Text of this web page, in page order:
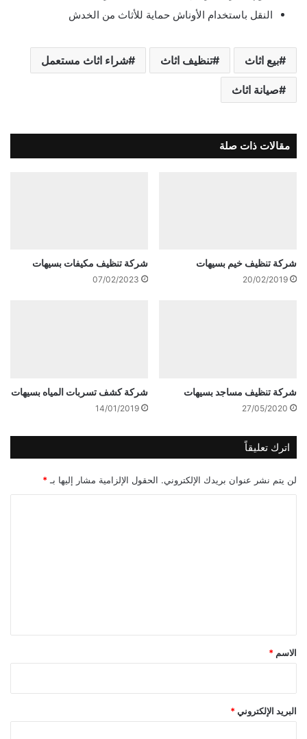
النقل باستخدام الأوناش حماية للأثاث من الخدش
بيع اثاث تنظيف اثاث شراء اثاث مستعمل
صيانة اثاث
مقالات ذات صلة
شركة تنظيف خيم بسيهات
20/02/2019
شركة تنظيف مكيفات بسيهات
07/02/2023
شركة تنظيف مساجد بسيهات
27/05/2020
شركة كشف تسربات المياه بسيهات
14/01/2019
اترك تعليقاً
لن يتم نشر عنوان بريدك الإلكتروني. الحقول الإلزامية مشار إليها بـ *
*
الاسم *
البريد الإلكتروني *